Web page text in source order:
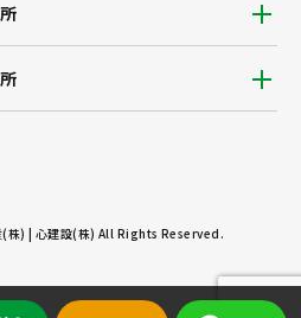
) | 心建設(株) All Rights Reserved.